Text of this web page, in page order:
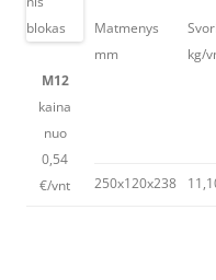
M12
kaina
nuo
0,54
€/vnt
Matmenys
mm
kg/
250x120x238